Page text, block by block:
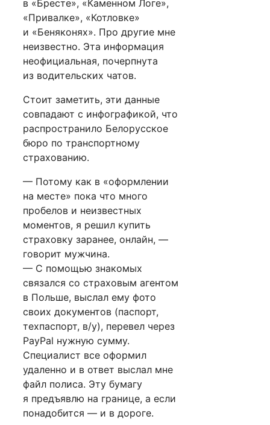
в «Бресте», «Каменном Логе»,
«Привалке», «Котловке»
и «Беняконях». Про другие мне
неизвестно. Эта информация
неофициальная, почерпнута
из водительских чатов.
Стоит заметить, эти данные
совпадают с инфографикой, что
распространило Белорусское
бюро по транспортному
страхованию.
— Потому как в «оформлении
на месте» пока что много
пробелов и неизвестных
моментов, я решил купить
страховку заранее, онлайн, —
говорит мужчина.
— С помощью знакомых
связался со страховым агентом
в Польше, выслал ему фото
своих документов (паспорт,
техпаспорт, в/у), перевел черeз
PayPal нужную сумму.
Специалист все оформил
удаленно и в ответ выслал мне
файл полиса. Эту бумагу
я предъявлю на границе, а если
понадобится — и в дороге.